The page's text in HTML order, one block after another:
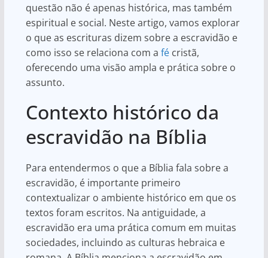
questão não é apenas histórica, mas também
espiritual e social. Neste artigo, vamos explorar
o que as escrituras dizem sobre a escravidão e
como isso se relaciona com a fécristã,
oferecendo uma visão ampla e prática sobre o
assunto.
Contexto histórico da
escravidão na Bíblia
Para entendermos o que a Bíblia fala sobre a
escravidão, é importante primeiro
contextualizar o ambiente histórico em que os
textos foram escritos. Na antiguidade, a
escravidão era uma prática comum em muitas
sociedades, incluindo as culturas hebraica e